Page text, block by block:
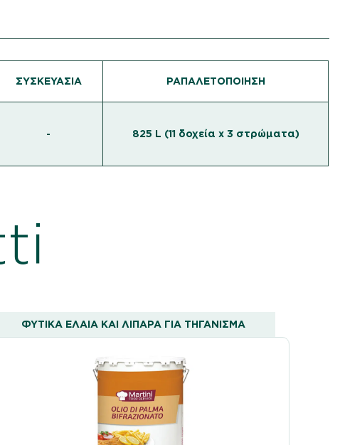
ΣΥΣΚΕΥΑΣΊΑ PAΠΑΛΕΤΟΠΟΊΗΣΗ
- 825 L (11 δοχεία x 3 στρώματα)
ΦΥΤΙΚΆ ΈΛΑΙΑ ΚΑΙ ΛΙΠΑΡΆ ΓΙΑ ΤΗΓΆΝΙΣΜΑ